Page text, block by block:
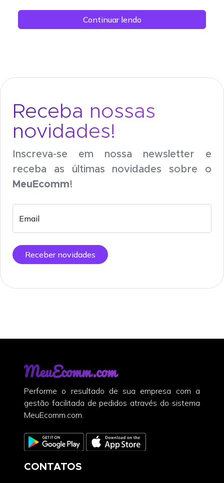
Continuar lendo
Receba nossas
novidades!
Inscreva-se em nossa newsletter e
receba as últimas novidades sobre o
MeuEcomm!
Email
Receber novidades
MeuEcomm.com
Performe o resultado de sua empresa com a
gestão facilitada de pedidos através do sistema
MeuEcomm.com.
CONTATOS